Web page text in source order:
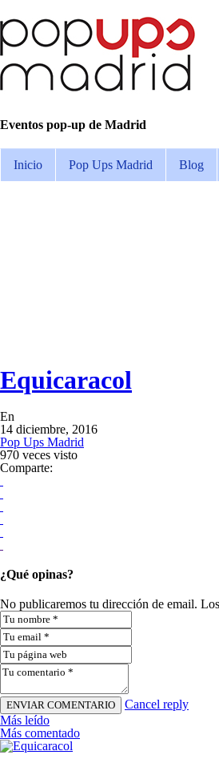
Eventos pop-up de Madrid
Inicio Pop Ups Madrid Blog
Equicaracol
En
14 diciembre, 2016
Pop Ups Madrid
970 veces visto
Comparte:
¿Qué opinas?
No publicaremos tu dirección de email.
Cancel reply
Más leído
Más comentado